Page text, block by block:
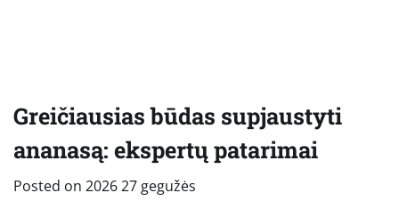
Greičiausias būdas supjaustyti
ananasą: ekspertų patarimai
Posted on 2026 27 gegužės